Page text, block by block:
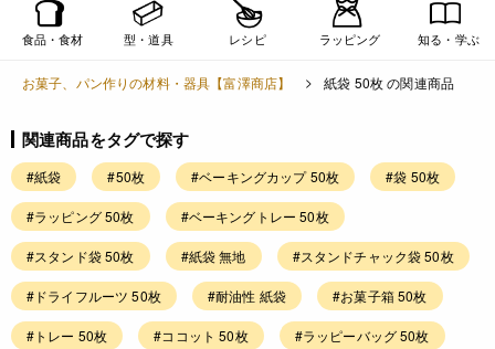
食品・食材 型・道具 レシピ ラッピング 知る・学ぶ
お菓子、パン作りの材料・器具【富澤商店】 紙袋 50枚 の関連商品
関連商品をタグで探す
#紙袋 #50枚 #ベーキングカップ 50枚 #袋 50枚
#ラッピング 50枚 #ベーキングトレー 50枚
#スタンド袋 50枚 #紙袋 無地 #スタンドチャック袋 50枚
#ドライフルーツ 50枚 #耐油性 紙袋 #お菓子箱 50枚
#トレー 50枚 #ココット 50枚 #ラッピーバッグ 50枚